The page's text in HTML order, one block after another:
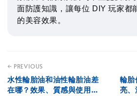
面防護知識，讓每位 DIY 玩家都
的美容效果。
← PREVIOUS
水性輪胎油和油性輪胎油差
在哪？效果、質感與使用情
輪胎
亮、